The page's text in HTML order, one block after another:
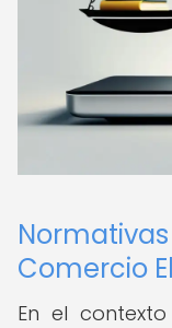
Comercio
En el